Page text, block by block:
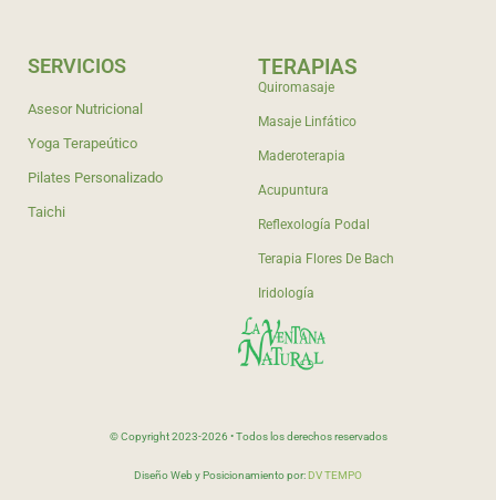
SERVICIOS
Asesor Nutricional
Yoga Terapeútico
Pilates Personalizado
Taichi
TERAPIAS
Quiromasaje
Masaje Linfático
Maderoterapia
Acupuntura
Reflexología Podal
Terapia Flores De Bach
Iridología
© Copyright 2023-2026 • Todos los derechos reservados
Diseño Web y Posicionamiento por: DV TEMPO